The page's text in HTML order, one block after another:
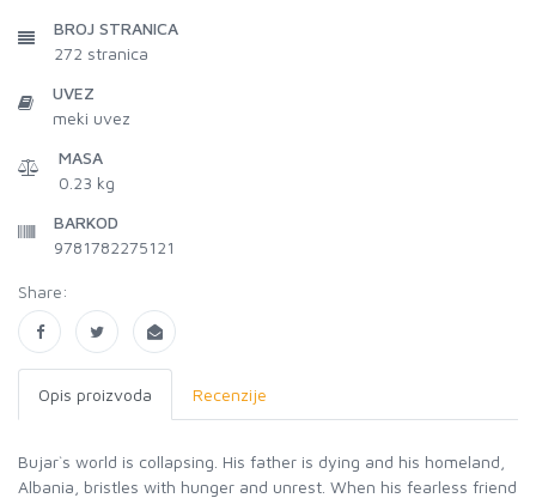
BROJ STRANICA
272 stranica
UVEZ
meki uvez
MASA
0.23 kg
BARKOD
9781782275121
Share:
Opis proizvoda Recenzije
Bujar`s world is collapsing. His father is dying and his homeland,
Albania, bristles with hunger and unrest. When his fearless friend